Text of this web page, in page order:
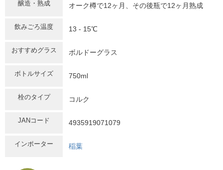
醸造・熟成 オーク樽で12ヶ月、その後瓶で12ヶ月熟成
飲みごろ温度 13 - 15℃
おすすめグラス ボルドーグラス
ボトルサイズ 750ml
栓のタイプ コルク
JANコード 4935919071079
インポーター 稲葉